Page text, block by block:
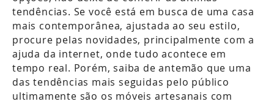
tendências. Se você está em busca de uma casa
mais contemporânea, ajustada ao seu estilo,
procure pelas novidades, principalmente com a
ajuda da internet, onde tudo acontece em
tempo real. Porém, saiba de antemão que uma
das tendências mais seguidas pelo público
ultimamente são os móveis artesanais com